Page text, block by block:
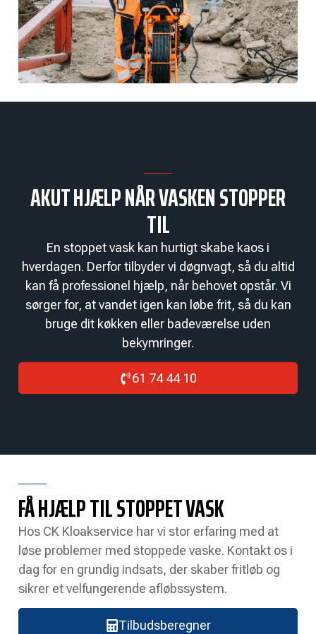
AKUT HJÆLP NÅR VASKEN STOPPER
TIL
En stoppet vask kan hurtigt skabe kaos i
hverdagen. Derfor tilbyder vi døgnvagt, så du altid
kan få professionel hjælp, når behovet opstår. Vi
sørger for, at vandet igen kan løbe frit, så du kan
bruge dit køkken eller badeværelse uden
bekymringer.
61 74 44 10
FÅ HJÆLP TIL STOPPET VASK
Hos CK Kloakservice har vi stor erfaring med at
løse problemer med stoppede vaske. Kontakt os i
dag for en grundig indsats, der skaber fritløb og
sikrer et velfungerende afløbssystem.
Tilbudsberegner